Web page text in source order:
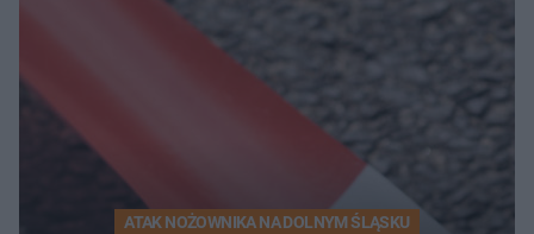
ATAK NOŻOWNIKA NA DOLNYM ŚLĄSKU